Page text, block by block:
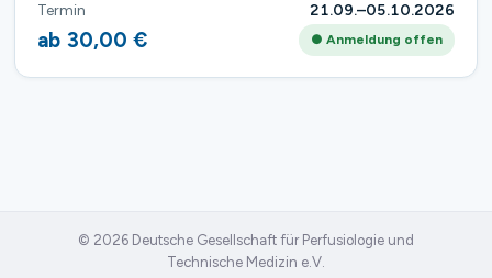
Termin 21.09.–05.10.2026
ab 30,00 € ● Anmeldung offen
© 2026 Deutsche Gesellschaft für Perfusiologie und
Technische Medizin e.V.